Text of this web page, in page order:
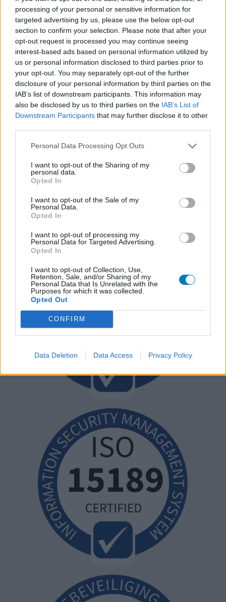
processing of your personal or sensitive information for
targeted advertising by us, please use the below opt-out
section to confirm your selection. Please note that after your
opt-out request is processed you may continue seeing
interest-based ads based on personal information utilized by
us or personal information disclosed to third parties prior to
your opt-out. You may separately opt-out of the further
disclosure of your personal information by third parties on the
IAB’s list of downstream participants. This information may
also be disclosed by us to third parties on the IAB’s List of
Downstream Participants that may further disclose it to other
Personal Data Processing Opt Outs
I want to opt-out of the Sharing of my
personal data.
Opted In
I want to opt-out of the Sale of my
Personal Data.
Opted In
I want to opt-out of processing my
Personal Data for Targeted Advertising.
Opted In
I want to opt-out of Collection, Use,
Retention, Sale, and/or Sharing of my
Personal Data that Is Unrelated with the
Purposes for which it was collected.
Opted Out
CONFIRM
Data Deletion Data Access Privacy Policy
quello dei proprietari del sito web. Ricorda che queste
esperienze differiscono da persona a persona e che deve
sempre contattare il medico o il farmacista per un consiglio sui
farmaci.